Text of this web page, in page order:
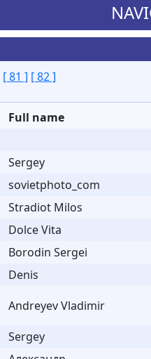
[ 81 ] [ 82 ]
Full name
Sergey
sovietphoto_com
Stradiot Milos
Dolce Vita
Borodin Sergei
Denis
Andreyev Vladimir
Sergey